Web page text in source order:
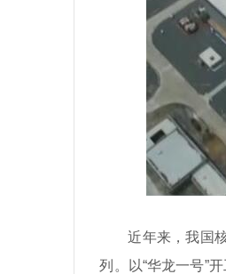
近年来，我国
列。以“华龙一号”